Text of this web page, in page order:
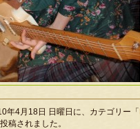
年4月18日 日曜日に、カテゴリー「
稿されました。